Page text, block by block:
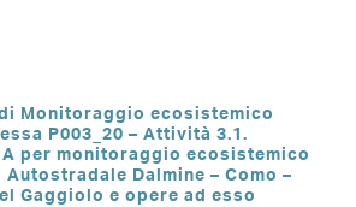
di Monitoraggio ecosistemico
P003_20 – Attività 3.1.
per monitoraggio ecosistemico
Dalmine – Como –
Gaggiolo e opere ad esso